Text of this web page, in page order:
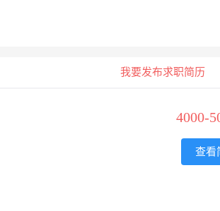
我要发布求职简历
4000-
查看